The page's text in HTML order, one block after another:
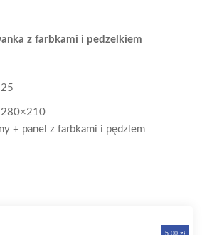
z farbkami i pedzelkiem
280×210
+ panel z farbkami i pędzlem